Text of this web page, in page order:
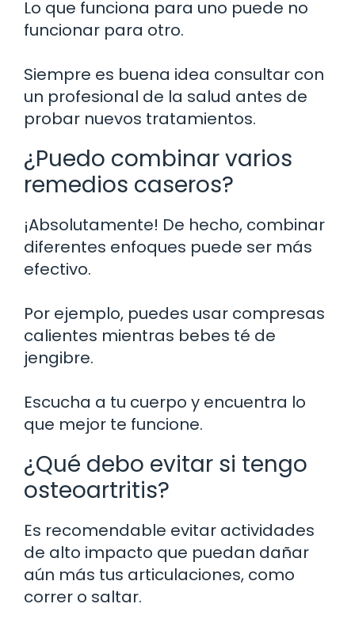
Lo que funciona para uno puede no
funcionar para otro.
Siempre es buena idea consultar con
un profesional de la salud antes de
probar nuevos tratamientos.
¿Puedo combinar varios
remedios caseros?
¡Absolutamente! De hecho, combinar
diferentes enfoques puede ser más
efectivo.
Por ejemplo, puedes usar compresas
calientes mientras bebes té de
jengibre.
Escucha a tu cuerpo y encuentra lo
que mejor te funcione.
¿Qué debo evitar si tengo
osteoartritis?
Es recomendable evitar actividades
de alto impacto que puedan dañar
aún más tus articulaciones, como
correr o saltar.